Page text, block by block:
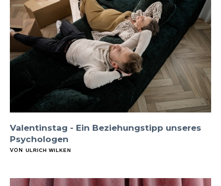
Valentinstag - Ein Beziehungstipp unseres
Psychologen
VON ULRICH WILKEN